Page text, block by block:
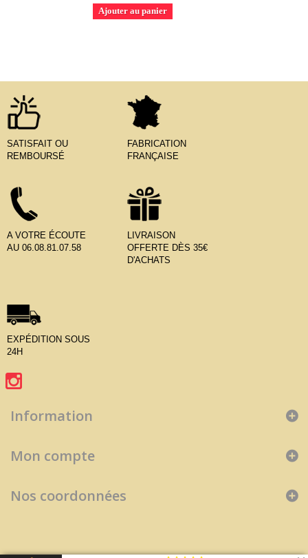
Ajouter au panier
SATISFAIT OU
REMBOURSÉ
FABRICATION
FRANÇAISE
A VOTRE ÉCOUTE
AU 06.08.81.07.58
LIVRAISON
OFFERTE DÈS 35€
D'ACHATS
EXPÉDITION SOUS
24H
Information
Mon compte
Nos coordonnées